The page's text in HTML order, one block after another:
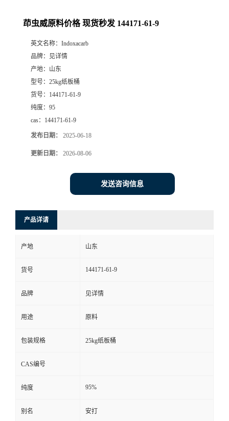
茚虫威原料价格 现货秒发 144171-61-9
英文名称： Indoxacarb
品牌：
见详情
产地： 山东
型号： 25kg纸板桶
货号： 144171-61-9
纯度： 95
cas： 144171-61-9
发布日期： 2025-06-18
更新日期： 2026-08-06
发送咨询信息
产品详请
产地 山东
货号 144171-61-9
品牌 见详情
用途 原料
包装规格 25kg纸板桶
CAS编号
纯度 95%
别名 安打